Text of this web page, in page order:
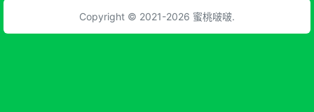
Copyright © 2021-2026 蜜桃啵啵.